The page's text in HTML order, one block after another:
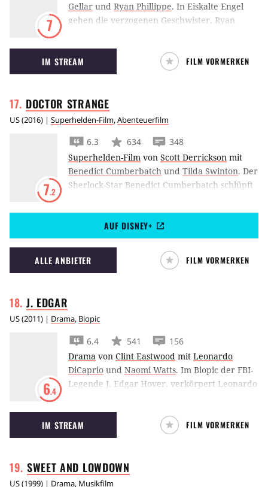
7
Gellar und Ryan Phillippe. In Eiskalte Engel
gehen die verzogenen Geschwister, Ryan
die unschuldige Reese Witherspoon ein, die
nicht ohne Konsequenzen bleiben soll…
IM STREAM FILM VORMERKEN
DOCTOR STRANGE
US(2016) | Superhelden-Film,Abenteuerfilm
7.2
6.3 634
348
Superhelden-Film von Scott Derrickson mit
Benedict Cumberbatch und Tilda Swinton. Der
Sherlock-Star Benedict Cumberbatch schlüpft
Superhelden-Magiers Doctor Stephen Strange.
AUF DISNEY+
ALLE ANBIETER FILM VORMERKEN
J. EDGAR
US(2011) | Drama, Biopic
6.4
6.4 541
156
Drama von Clint Eastwood mit Leonardo
DiCaprio und Naomi Watts. Im Biopic der FBI-
Legende J. Edgar Hover, verkörpert Leonardo
sein Leben revue passieren.
IM STREAM FILM VORMERKEN
SWEET AND LOWDOWN
US(1999) | Drama, Musikfilm